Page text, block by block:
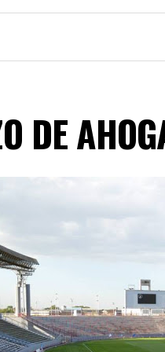
DE